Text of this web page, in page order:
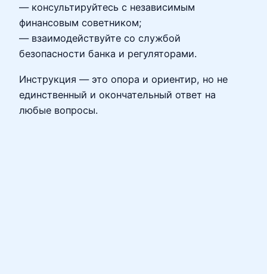
— консультируйтесь с независимым
финансовым советником;
— взаимодействуйте со службой
безопасности банка и регуляторами.
Инструкция — это опора и ориентир, но не
единственный и окончательный ответ на
любые вопросы.